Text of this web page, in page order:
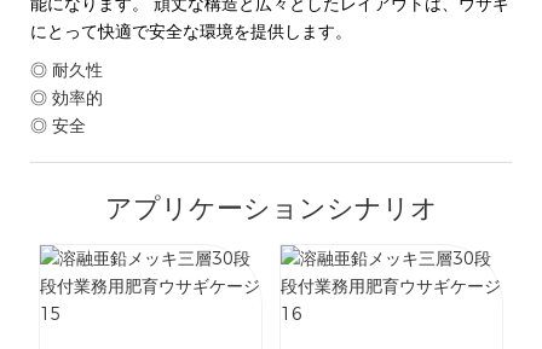
にとって快適で安全な環境を提供します。
◎ 耐久性
◎ 効率的
◎ 安全
アプリケーションシナリオ